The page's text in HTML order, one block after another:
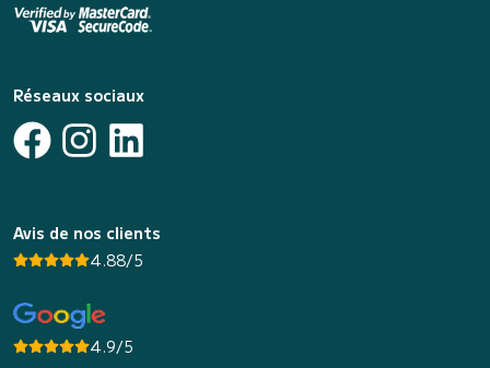
Réseaux sociaux
Avis de nos clients
4.88/5
4.9/5